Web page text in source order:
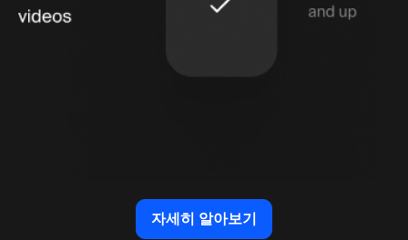
자세히 알아보기
자세히 알아보기